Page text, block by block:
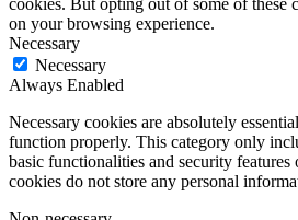
on your browsing experience.
Necessary
Necessary
Always Enabled
Necessary cookies are absolutely
function properly. This category only
basic functionalities and security features
cookies do not store any personal